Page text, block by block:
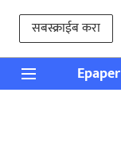
सबस्क्राईब करा
Epaper